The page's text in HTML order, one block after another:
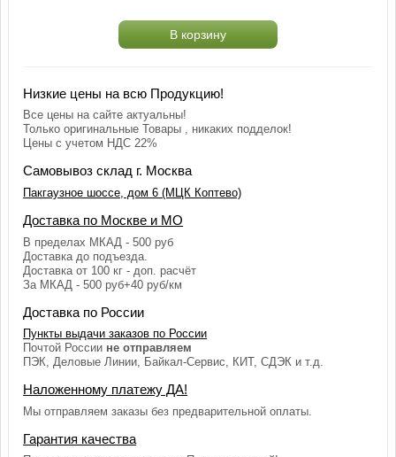
В корзину
Низкие цены на всю Продукцию!
Все цены на сайте актуальны!
Только оригинальные Товары , никаких подделок!
Цены с учетом НДС 22%
Самовывоз склад г. Москва
Пакгаузное шоссе, дом 6 (МЦК Коптево)
Доставка по Москве и МО
В пределах МКАД - 500 руб
Доставка до подъезда.
Доставка от 100 кг - доп. расчёт
За МКАД - 500 руб+40 руб/км
Доставка по России
Пункты выдачи заказов по России
Почтой России не отправляем
ПЭК, Деловые Линии, Байкал-Сервис, КИТ, СДЭК и т.д.
Наложенному платежу ДА!
Мы отправляем заказы без предварительной оплаты.
Гарантия качества